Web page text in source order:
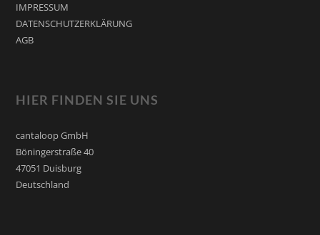
IMPRESSUM
DATENSCHUTZERKLÄRUNG
AGB
HIER FINDEN SIE UNS
cantaloop GmbH
Böningerstraße 40
47051 Duisburg
Deutschland